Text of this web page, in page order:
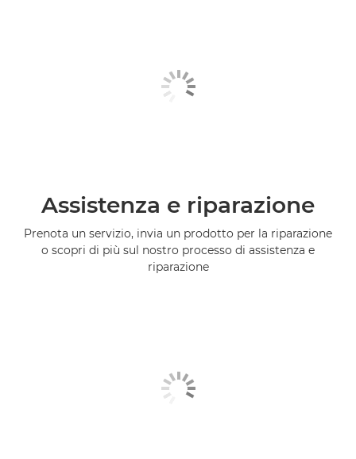
Assistenza e riparazione
Prenota un servizio, invia un prodotto per la riparazione
o scopri di più sul nostro processo di assistenza e
riparazione